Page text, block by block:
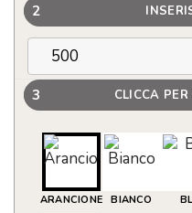
2
3 CLICCA
ARANCIONE BIANCO